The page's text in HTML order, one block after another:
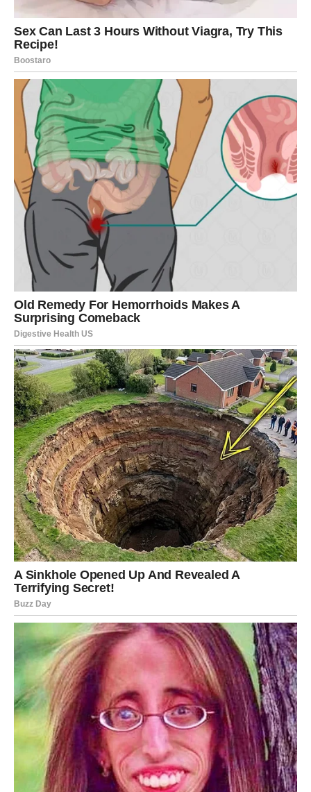
Njegov rad na sebi, kao i otvorenost o svojim borbama, samo
su dodatno pojačali njegovu povezanost s publikom.
Uprkos izvanrednom uspehu, Milan je jednog dana odlučio da
se povuče iz muzičke industrije. Ova neočekivana odluka nije
bila rezultat umora ili nezadovoljstva, već dubokogduhovnog
poziva. Njegovo povlačenje bilo je pažljivo razmatrano,
prožeto refleksijom o stvarima koje su mu zaista važne.
Odlučio je da istraži duhovnu dimenziju svog postojanja,
provodeći vreme u manastirima i meditaciji, u potrazi za
unutrašnjim mirom.